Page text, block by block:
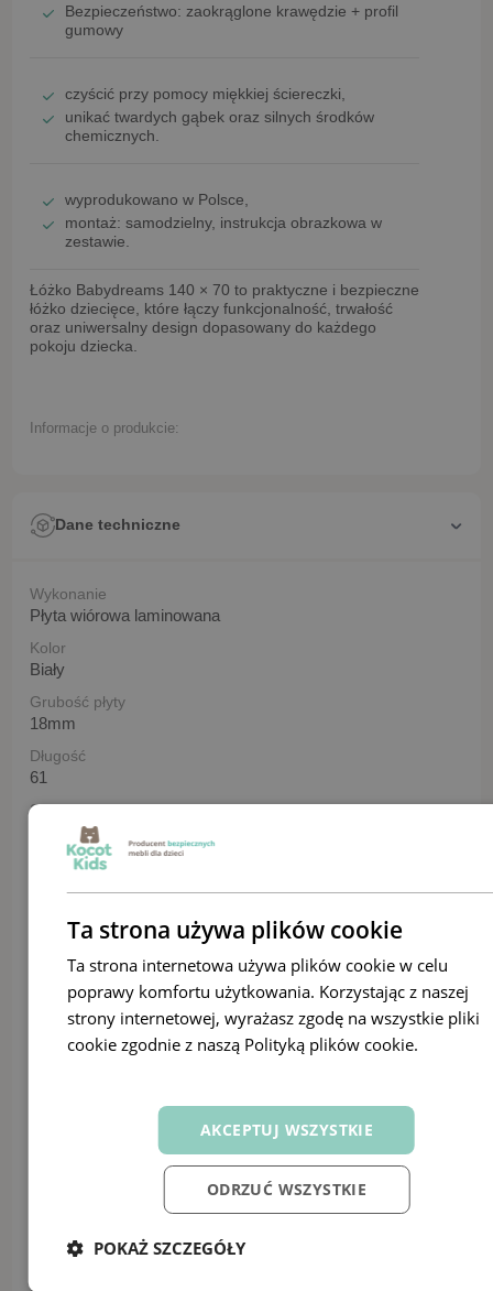
Bezpieczeństwo: zaokrąglone krawędzie + profil
gumowy
czyścić przy pomocy miękkiej ściereczki
unikać twardych gąbek oraz silnych środków
chemicznych
wyprodukowano w Polsce
montaż: samodzielny, instrukcja obrazkowa w
zestawie.
Łóżko Babydreams 140 × 70 to praktyczne i bezpieczne
łóżko dziecięce, które łączy funkcjonalność, trwałość
oraz uniwersalny design dopasowany do każdego
pokoju dziecka.
Informacje o produkcie:
Dane techniczne
Wykonanie
Płyta wiórowa laminowana
Kolor
Biały
Grubość płyty
18mm
Długość
61
Szerokość
Szerokość frontu
Długość powierzchni spania
140 / 160 / 180 cm
Szerokość powierzchni spania
70 / 80 / 80 cm
Maksymalne obciążenie szuflady
Maksymalne obciążenie
Ta strona używa plików cookie
Ta strona internetowa używa plików cookie w celu
poprawy komfortu użytkowania. Korzystając z naszej
strony internetowej, wyrażasz zgodę na wszystkie pliki
cookie zgodnie z naszą Polityką plików cookie.
AKCEPTUJ WSZYSTKIE
ODRZUĆ WSZYSTKIE
POKAŻ SZCZEGÓŁY